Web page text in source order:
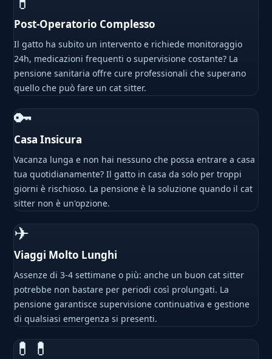
Post-Operatorio Complesso
Il gatto ha subito un intervento e richiede monitoraggio
24h, medicazioni frequenti o supervisione costante? La
pensione sanitaria offre cure professionali che superano
quello che può fare un cat sitter.
🔑
Casa Insicura
Vacanza lunga e non hai nessuno che possa entrare a casa
tua quotidianamente? Il gatto in casa da solo per troppi
giorni è rischioso. La pensione è la soluzione quando il cat
sitter non è un'opzione.
✈
Viaggi Molto Lunghi
Assenze di 3-4 settimane o più: anche un buon cat sitter
potrebbe non bastare per periodi così prolungati. La
pensione garantisce supervisione continuativa e gestione
di qualsiasi emergenza si presenti.
💊💊